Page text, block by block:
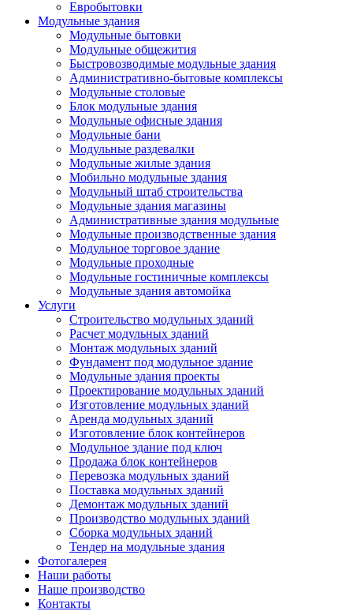
Евробытовки
Модульные здания
Модульные бытовки
Модульные общежития
Быстровозводимые модульные здания
Административно-бытовые комплексы
Модульные столовые
Блок модульные здания
Модульные офисные здания
Модульные бани
Модульные раздевалки
Модульные жилые здания
Мобильно модульные здания
Модульный штаб строительства
Модульные здания магазины
Административные здания модульные
Модульные производственные здания
Модульное торговое здание
Модульные проходные
Модульные гостиничные комплексы
Модульные здания автомойка
Услуги
Строительство модульных зданий
Расчет модульных зданий
Монтаж модульных зданий
Фундамент под модульное здание
Модульные здания проекты
Проектирование модульных зданий
Изготовление модульных зданий
Аренда модульных зданий
Изготовление блок контейнеров
Модульное здание под ключ
Продажа блок контейнеров
Перевозка модульных зданий
Поставка модульных зданий
Демонтаж модульных зданий
Производство модульных зданий
Сборка модульных зданий
Тендер на модульные здания
Фотогалерея
Наши работы
Наше производство
Контакты